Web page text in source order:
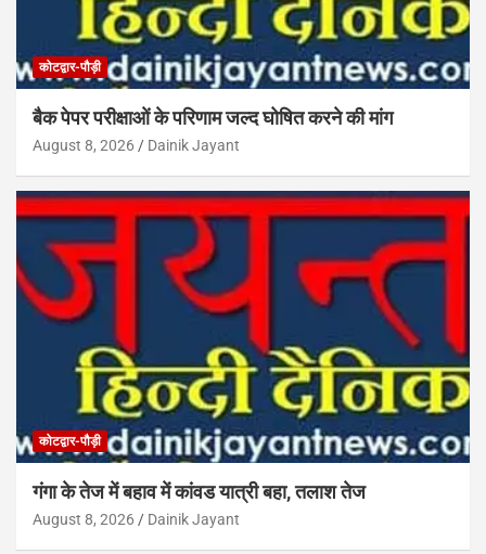
कोटद्वार-पौड़ी
बैक पेपर परीक्षाओं के परिणाम जल्द घोषित करने की मांग
August 8, 2026 Dainik Jayant
कोटद्वार-पौड़ी
गंगा के तेज में बहाव में कांवड यात्री बहा, तलाश तेज
August 8, 2026 Dainik Jayant